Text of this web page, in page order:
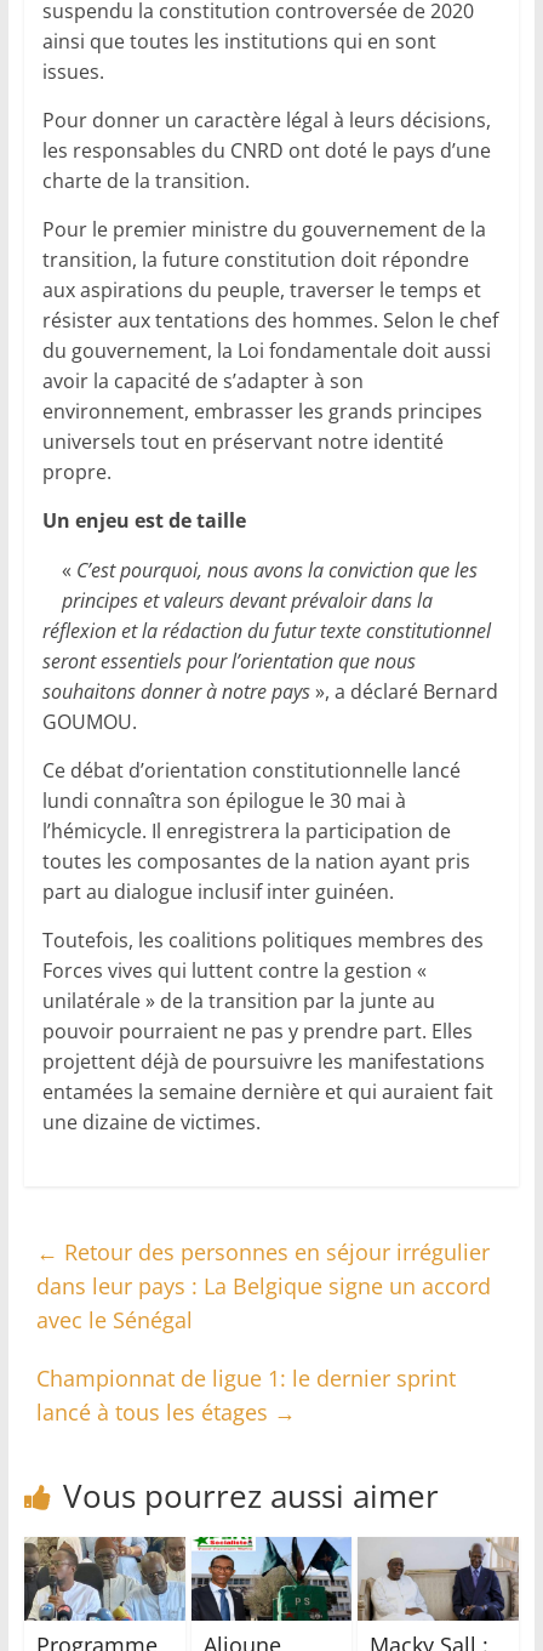
suspendu la constitution controversée de 2020
ainsi que toutes les institutions qui en sont
issues.
Pour donner un caractère légal à leurs décisions,
les responsables du CNRD ont doté le pays d’une
charte de la transition.
Pour le premier ministre du gouvernement de la
transition, la future constitution doit répondre
aux aspirations du peuple, traverser le temps et
résister aux tentations des hommes. Selon le chef
du gouvernement, la Loi fondamentale doit aussi
avoir la capacité de s’adapter à son
environnement, embrasser les grands principes
universels tout en préservant notre identité
propre.
Un enjeu est de taille
« C’est pourquoi, nous avons la conviction que les
principes et valeurs devant prévaloir dans la
réflexion et la rédaction du futur texte constitutionnel
seront essentiels pour l’orientation que nous
souhaitons donner à notre pays», a déclaré Bernard
GOUMOU.
Ce débat d’orientation constitutionnelle lancé
lundi connaîtra son épilogue le 30 mai à
l’hémicycle. Il enregistrera la participation de
toutes les composantes de la nation ayant pris
part au dialogue inclusif inter guinéen.
Toutefois, les coalitions politiques membres des
Forces vives qui luttent contre la gestion «
unilatérale » de la transition par la junte au
pouvoir pourraient ne pas y prendre part. Elles
projettent déjà de poursuivre les manifestations
entamées la semaine dernière et qui auraient fait
une dizaine de victimes.
← Retour des personnes en séjour irrégulier
dans leur pays : La Belgique signe un accord
avec le Sénégal
Championnat de ligue 1: le dernier sprint
lancé à tous les étages →
Vous pourrez aussi aimer